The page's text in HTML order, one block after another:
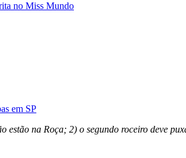
no Miss Mundo
em SP
estão na Roça; 2) o segundo roceiro deve